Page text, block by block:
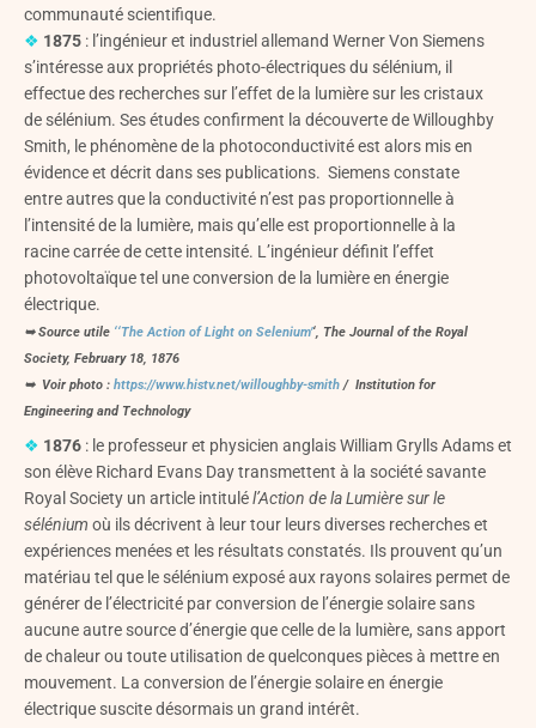
communauté scientifique.
❖ 1875 : l’ingénieur et industriel allemand Werner Von Siemens
s’intéresse aux propriétés photo-électriques du sélénium, il
effectue des recherches sur l’effet de la lumière sur les cristaux
de sélénium. Ses études confirment la découverte de Willoughby
Smith, le phénomène de la photoconductivité est alors mis en
évidence et décrit dans ses publications. Siemens constate
entre autres que la conductivité n’est pas proportionnelle à
l’intensité de la lumière, mais qu’elle est proportionnelle à la
racine carrée de cette intensité. L’ingénieur définit l’effet
photovoltaïque tel une conversion de la lumière en énergie
électrique.
➥ Source utile ‘‘The Action of Light on Selenium’‘, The Journal of the Royal
Society, February 18, 1876
➥ Voir photo : https://www.histv.net/willoughby-smith / Institution for
Engineering and Technology
❖ 1876 : le professeur et physicien anglais William Grylls Adams et
son élève Richard Evans Day transmettent à la société savante
Royal Society un article intitulél’Action de la Lumière sur le
sélénium où ils décrivent à leur tour leurs diverses recherches et
expériences menées et les résultats constatés. Ils prouvent qu’un
matériau tel que le sélénium exposé aux rayons solaires permet de
générer de l’électricité par conversion de l’énergie solaire sans
aucune autre source d’énergie que celle de la lumière, sans apport
de chaleur ou toute utilisation de quelconques pièces à mettre en
mouvement. La conversion de l’énergie solaire en énergie
électrique suscite désormais un grand intérêt.